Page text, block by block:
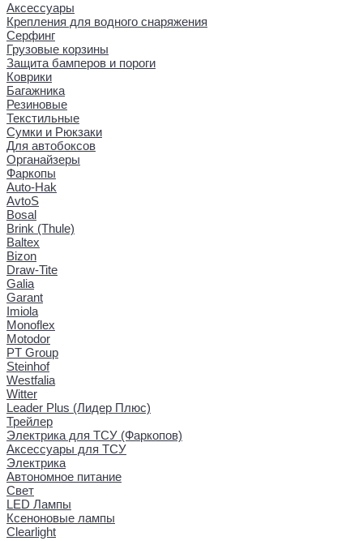
Аксессуары
Крепления для водного снаряжения
Серфинг
Грузовые корзины
Защита бамперов и пороги
Коврики
Багажника
Резиновые
Текстильные
Сумки и Рюкзаки
Для автобоксов
Органайзеры
Фаркопы
Auto-Hak
AvtoS
Bosal
Brink (Thule)
Baltex
Bizon
Draw-Tite
Galia
Garant
Imiola
Monoflex
Motodor
PT Group
Steinhof
Westfalia
Witter
Leader Plus (Лидер Плюс)
Трейлер
Электрика для ТСУ (Фаркопов)
Аксессуары для ТСУ
Электрика
Автономное питание
Свет
LED Лампы
Ксеноновые лампы
Clearlight